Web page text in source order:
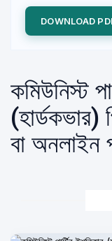
DOWNLOAD
কমিউনিস্ট
বা অনলাইন